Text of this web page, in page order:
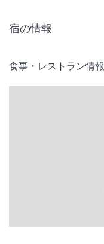
宿の情報
食事・レストラン情報